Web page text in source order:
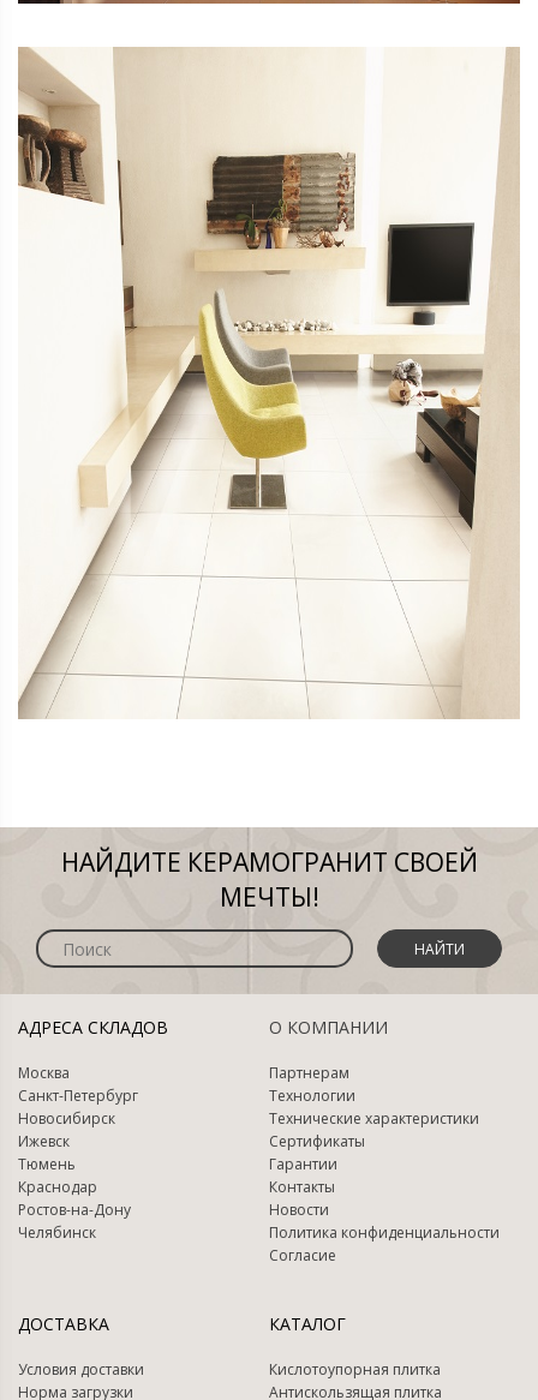
НАЙДИТЕ КЕРАМОГРАНИТ СВОЕЙ
МЕЧТЫ!
НАЙТИ
АДРЕСА СКЛАДОВ
Москва
Санкт-Петербург
Новосибирск
Ижевск
Тюмень
Краснодар
Ростов-на-Дону
Челябинск
О КОМПАНИИ
Партнерам
Технологии
Технические характеристики
Сертификаты
Гарантии
Контакты
Новости
Политика конфиденциальности
Согласие
ДОСТАВКА
Условия доставки
Норма загрузки
КАТАЛОГ
Кислотоупорная плитка
Антискользящая плитка